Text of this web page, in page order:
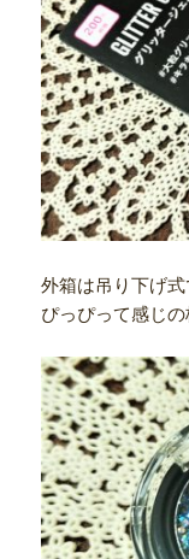
外箱は吊り下げ
ぴっぴって感じの